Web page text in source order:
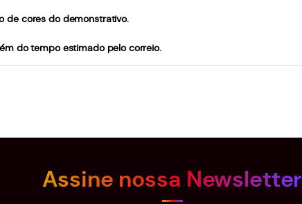
de cores do demonstrativo.
do tempo estimado pelo correio.
Assine nossa Newsletter